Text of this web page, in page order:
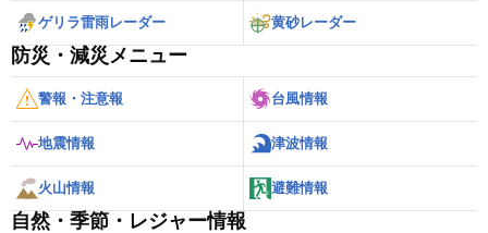
ゲリラ雷雨レーダー 黄砂レーダー
防災・減災メニュー
警報・注意報 台風情報
地震情報 津波情報
火山情報 避難情報
自然・季節・レジャー情報